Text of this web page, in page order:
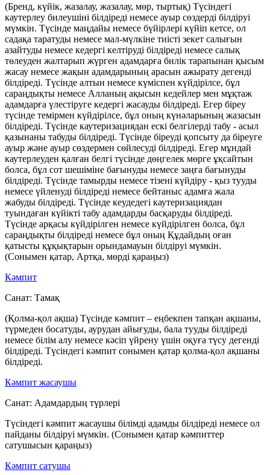
(Бренд, күйік, жазалау, жазалау, мөр, тыртық) Түсіндегі
каутерлеу билеушіні білдіреді немесе ауыр сөздерді білдіруі
мүмкін. Түсінде маңдайы немесе бүйірлері күйіп кетсе, ол
садақа таратуды немесе мал-мүлкіне тиісті зекет салығын
азайтуды немесе кедергі келтіруді білдіреді немесе салық
төлеуден жалтарып жүрген адамдарға билік тарапынан қысым
жасау немесе жақын адамдарының арасын ажырату дегенді
білдіреді. Түсінде алтын немесе күміспен күйдірілсе, бұл
сараңдықты немесе Алланың ақысын кедейлер мен мұқтаж
адамдарға үлестіруге кедергі жасауды білдіреді. Егер біреу
түсінде темірмен күйдірілсе, бұл оның күнәларының жазасын
білдіреді. Түсінде каутеризациядан ескі белгілерді табу - асыл
қазынаны табуды білдіреді. Түсінде біреуді қопсыту да біреуге
ауыр және ауыр сөздермен сөйлесуді білдіреді. Егер мұндай
каутерлеуден қалған белгі түсінде дөңгелек мөрге ұқсайтын
болса, бұл сот шешіміне бағынуды немесе заңға бағынуды
білдіреді. Түсінде тамырды немесе тізені күйдіру - қыз тууды
немесе үйленуді білдіреді немесе бейтаныс адамға жала
жабуды білдіреді. Түсінде кеудедегі каутеризациядан
туындаған күйікті табу адамдарды басқаруды білдіреді.
Түсінде арқасы күйдірілген немесе күйдірілген болса, бұл
сараңдықты білдіреді немесе бұл оның Құдайдың оған
қатысты құқықтарын орындамауын білдіруі мүмкін.
(Сонымен қатар, Артқа, мөрді қараңыз)
Кәмпит
Санат: Тамақ
(Қолма-қол ақша) Түсінде кәмпит – еңбекпен тапқан ақшаны,
түрмеден босатуды, аурудан айығуды, бала тууды білдіреді
немесе білім алу немесе кәсіп үйрену үшін оқуға түсу дегенді
білдіреді. Түсіндегі кәмпит сонымен қатар қолма-қол ақшаны
білдіреді.
Кәмпит жасаушы
Санат: Адамдардың түрлері
Түсіндегі кәмпит жасаушы білімді адамды білдіреді немесе ол
пайданы білдіруі мүмкін. (Сонымен қатар кәмпиттер
сатушысын қараңыз)
Кәмпит сатушы